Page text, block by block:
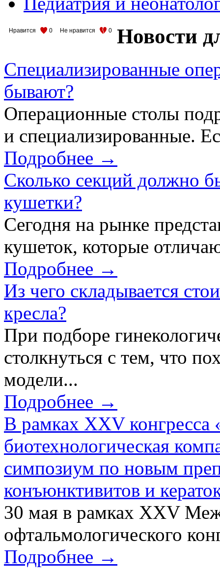
Нравится 0 Не нравится 0 Новости
Специализированные
бывают?
Операционные столы
и специализированные.
Подробнее →
Сколько секций должно
кушетки?
Сегодня на рынке
кушеток, которые
Подробнее →
Из чего складывается
кресла?
При подборе
столкнуться с тем, что
модели...
Подробнее →
В рамках XXV конгресса
биотехнологическая
симпозиум по новым
конъюнктивитов и
30 мая в рамках XXV
офтальмологического
Подробнее →